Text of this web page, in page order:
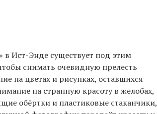
Ист-Энде существует под этим
снимать очевидную прелесть
на цветах и рисунках, оставшихся
на странную красоту в желобах,
обёртки и пластиковые стаканчики,